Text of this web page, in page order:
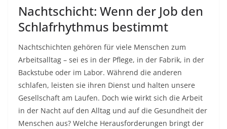
Nachtschicht: Wenn der Job den
Schlafrhythmus bestimmt
Nachtschichten gehören für viele Menschen zum
Arbeitsalltag – sei es in der Pflege, in der Fabrik, in der
Backstube oder im Labor. Während die anderen
schlafen, leisten sie ihren Dienst und halten unsere
Gesellschaft am Laufen. Doch wie wirkt sich die Arbeit
in der Nacht auf den Alltag und auf die Gesundheit der
Menschen aus? Welche Herausforderungen bringt der